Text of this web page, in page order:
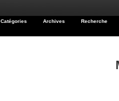
Catégories Archives Recherche